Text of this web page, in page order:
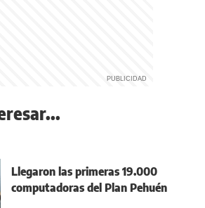
Llegaron las primeras 19.000
computadoras del Plan Pehuén